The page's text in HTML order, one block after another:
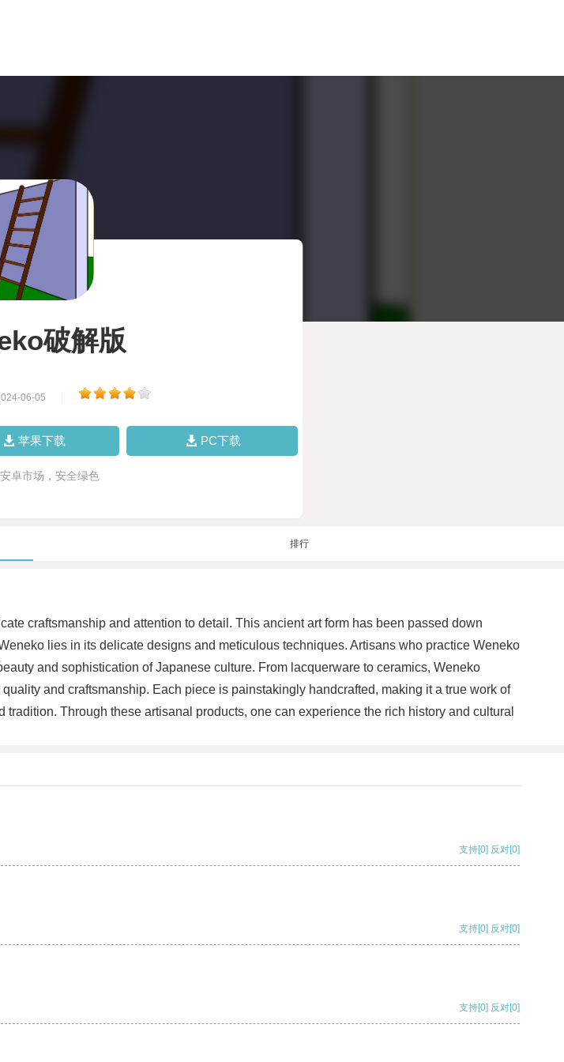
破解版
06-05
苹果下载 PC下载
安卓市场，安全绿色
排行
craftsmanship and attention to detail. This ancient art form has been passed down
lies in its delicate designs and meticulous techniques. Artisans who practice Weneko
and sophistication of Japanese culture. From lacquerware to ceramics, Weneko
and craftsmanship. Each piece is painstakingly handcrafted, making it a true work of
Through these artisanal products, one can experience the rich history and cultural
支持[0] 反对[0]
支持[0] 反对[0]
支持[0] 反对[0]